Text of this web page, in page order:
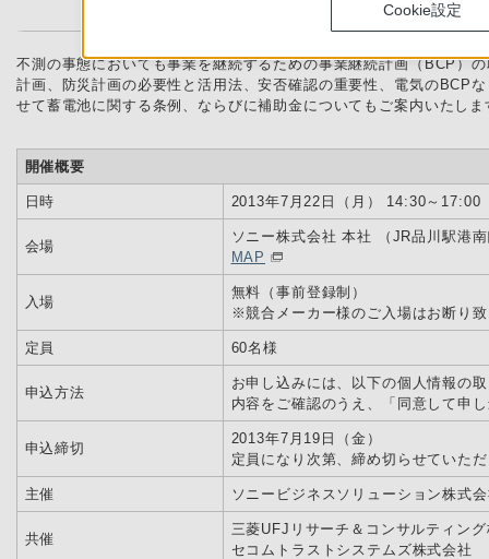
～BCPの策定ポイ
不測の事態においても事業を継続するための事業継続計画（BCP）
計画、防災計画の必要性と活用法、安否確認の重要性、電気のBCP
せて蓄電池に関する条例、ならびに補助金についてもご案内いたし
開催概要
日時 2013年7月22日（月） 14:30～17:00
会場
ソニー株式会社 本社 （JR品川駅港
MAP
入場
無料（事前登録制）
※競合メーカー様のご入場はお断り
定員 60名様
申込方法
お申し込みには、以下の個人情報の
内容をご確認のうえ、「同意して申
申込締切
2013年7月19日（金）
定員になり次第、締め切らせていた
主催 ソニービジネスソリューション株式
共催
三菱UFJリサーチ＆コンサルティン
セコムトラストシステムズ株式会社
Cookie設定